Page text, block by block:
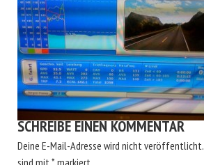
SCHREIBE EINEN KOMMENTAR
Deine E-Mail-Adresse wird nicht veröffentlicht.
sind mit*markiert